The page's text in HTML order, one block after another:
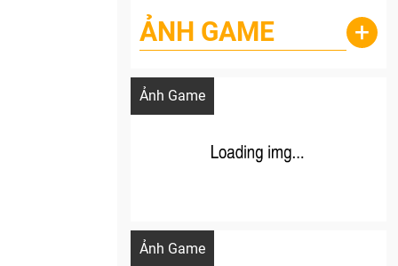
ẢNH GAME +
Ảnh Game
Lala Croft vừa nóng vừa xinh dưới nét vẽ
Ảnh Game